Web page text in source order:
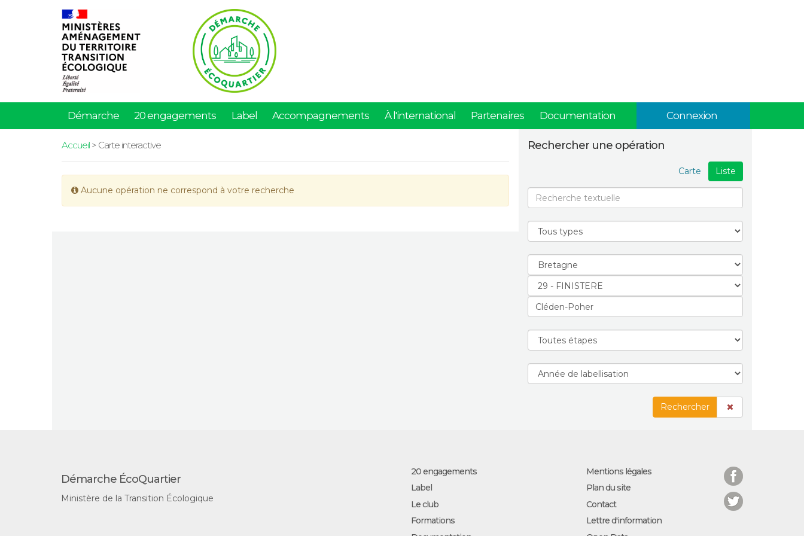
Démarche 20 engagements Label Accompagnements À l'international Partenaires Documentation Connexion
Accueil> Carte interactive
Aucune opération ne correspond à votre recherche
Rechercher une opération
Liste
Carte
Rechercher
Démarche ÉcoQuartier
Ministère de la Transition Écologique
20 engagements
Label
Le club
Formations
Mentions légales
Plan du site
Contact
Lettre d'information
Facebook
Twitter